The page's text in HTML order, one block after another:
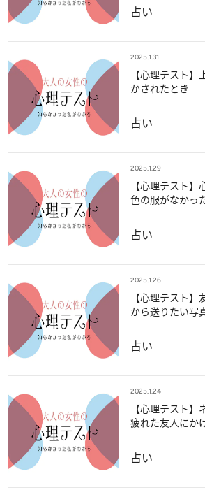
占い
2025.1.31
【心理テスト
かされたとき
占い
2025.1.29
【心理テスト
色の服がなかっ
占い
2025.1.26
【心理テスト
から送りたい写
占い
2025.1.24
【心理テスト
疲れた友人にか
占い